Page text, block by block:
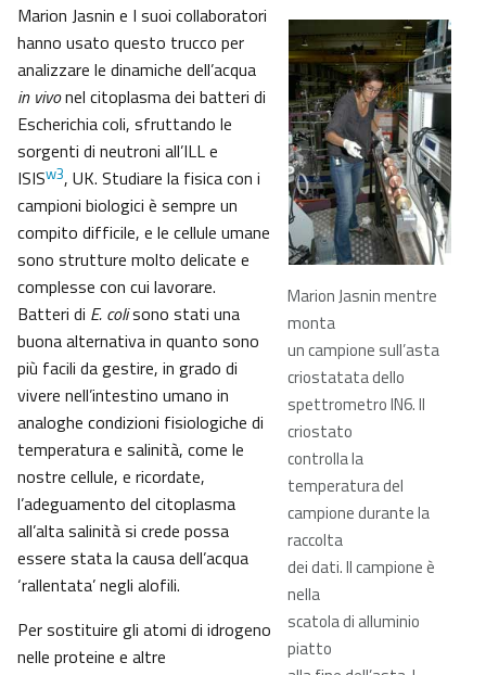
Marion Jasnin mentre
monta
un campione sull’asta
criostatata dello
spettrometro IN6. Il
criostato
controlla la
temperatura del
campione durante la
raccolta
dei dati. Il campione è
nella
scatola di alluminio
piatto
Marion Jasnin e I suoi collaboratori
hanno usato questo trucco per
analizzare le dinamiche dell’acqua
in vivonel citoplasma dei batteri di
Escherichia coli, sfruttando le
sorgenti di neutroni all’ILL e
ISISw3, UK. Studiare la fisica con i
campioni biologici è sempre un
compito difficile, e le cellule umane
sono strutture molto delicate e
complesse con cui lavorare.
Batteri di E. colisono stati una
buona alternativa in quanto sono
più facili da gestire, in grado di
vivere nell’intestino umano in
analoghe condizioni fisiologiche di
temperatura e salinità, come le
nostre cellule, e ricordate,
l’adeguamento del citoplasma
all’alta salinità si crede possa
essere stata la causa dell’acqua
‘rallentata’ negli alofili.
Per sostituire gli atomi di idrogeno
nelle proteine e altre